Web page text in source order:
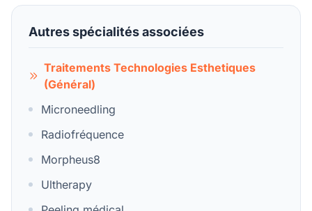
Autres spécialités associées
Traitements Technologies Esthetiques
(Général)
Microneedling
Radiofréquence
Morpheus8
Ultherapy